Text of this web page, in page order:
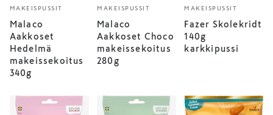
MAKEISPUSSIT
Malaco
Aakkoset
Hedelmä
makeissekoitus
340g
MAKEISPUSSIT
Malaco
Aakkoset Choco
makeissekoitus
280g
MAKEISPUSSIT
Fazer Skolekridt
140g
karkkipussi